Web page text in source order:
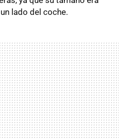
lado del coche.